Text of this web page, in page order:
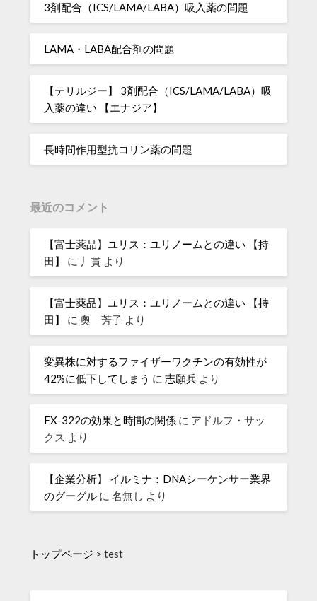
3剤配合（ICS/LAMA/LABA）吸入薬の問題
LAMA・LABA配合剤の問題
【テリルジー】 3剤配合（ICS/LAMA/LABA）吸
入薬の違い 【エナジア】
長時間作用型抗コリン薬の問題
最近のコメント
【富士薬品】ユリス：ユリノームとの違い 【持
田】
に 丿貫 より
【富士薬品】ユリス：ユリノームとの違い 【持
田】
に奧 芳子 より
変異株に対するファイザーワクチンの有効性が
42%に低下してしまう に志願兵 より
FX-322の効果と時間の関係 に アドルフ・サッ
クス より
【企業分析】 イルミナ：DNAシーケンサー業界
のグーグル に名無し より
トップページ >test